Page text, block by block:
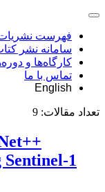
فهرست
سامانه نشر
کارگاه‌ها و
تماس با ما
English
تعداد مقالات: 9
1